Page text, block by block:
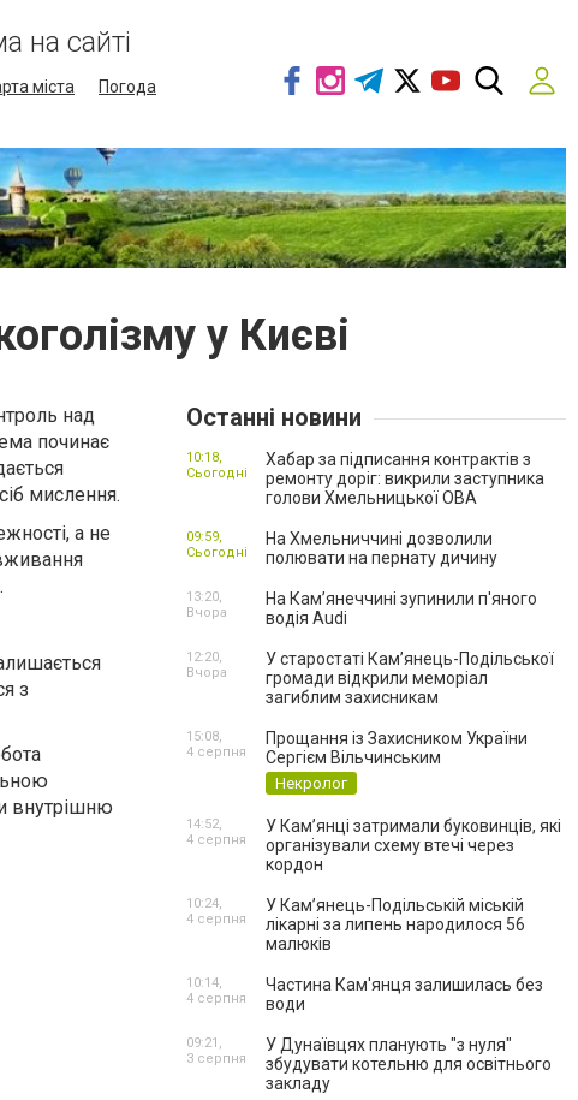
на сайті
міста
Погода
у Києві
над
починає
мислення.
а не
з
внутрішню
Останні новини
Хабар за підписання контрактів з
ремонту доріг: викрили заступника
голови Хмельницької ОВА
10:18,
Сьогодні
На Хмельниччині дозволили
полювати на пернату дичину
09:59,
Сьогодні
На Камʼянеччині зупинили п'яного
водія Audi
13:20,
Вчора
У старостаті Кам’янець-Подільської
громади відкрили меморіал
загиблим захисникам
12:20,
Вчора
Прощання із Захисником України
Сергієм Вільчинським
Некролог
15:08,
4 серпня
У Кам’янці затримали буковинців, які
організували схему втечі через
кордон
14:52,
4 серпня
У Кам’янець-Подільській міській
лікарні за липень народилося 56
малюків
10:24,
4 серпня
Частина Кам'янця залишилась без
води
10:14,
4 серпня
У Дунаївцях планують "з нуля"
збудувати котельню для освітнього
закладу
09:21,
3 серпня